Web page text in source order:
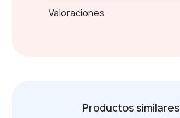
Valoraciones
Productos similares